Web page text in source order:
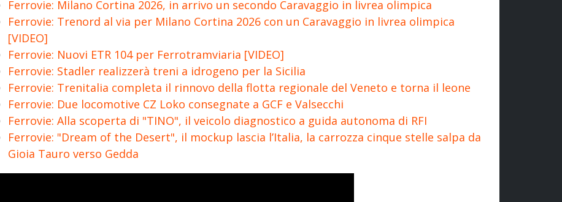
Ferrovie: Milano Cortina 2026, in arrivo un secondo Caravaggio in livrea olimpica
Ferrovie: Trenord al via per Milano Cortina 2026 con un Caravaggio in livrea olimpica
[VIDEO]
Ferrovie: Nuovi ETR 104 per Ferrotramviaria [VIDEO]
Ferrovie: Stadler realizzerà treni a idrogeno per la Sicilia
Ferrovie: Trenitalia completa il rinnovo della flotta regionale del Veneto e torna il leone
Ferrovie: Due locomotive CZ Loko consegnate a GCF e Valsecchi
Ferrovie: Alla scoperta di "TINO", il veicolo diagnostico a guida autonoma di RFI
Ferrovie: "Dream of the Desert", il mockup lascia l’Italia, la carrozza cinque stelle salpa da
Gioia Tauro verso Gedda